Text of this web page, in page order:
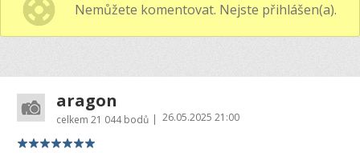
Nemůžete komentovat. Nejste přihlášen(a).
aragon
celkem 21 044 bodů | 26.05.2025 21:00